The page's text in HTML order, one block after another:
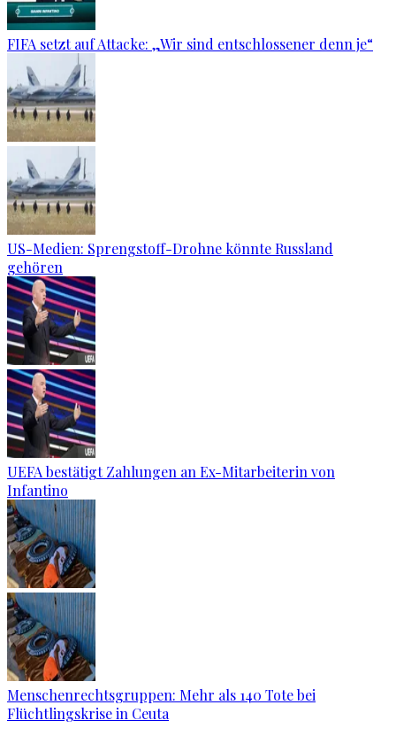
FIFA setzt auf Attacke: „Wir sind entschlossener denn je“
US-Medien: Sprengstoff-Drohne könnte Russland
gehören
UEFA bestätigt Zahlungen an Ex-Mitarbeiterin von
Infantino
Menschenrechtsgruppen: Mehr als 140 Tote bei
Flüchtlingskrise in Ceuta